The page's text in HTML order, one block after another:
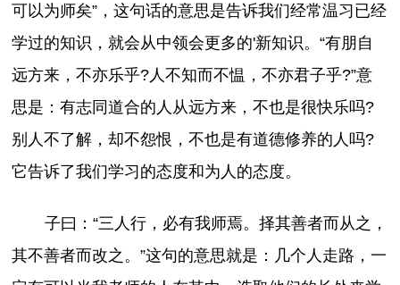
可以为师矣”，这句话的意思是告诉我们经常温习已经
学过的知识，就会从中领会更多的'新知识。“有朋自
远方来，不亦乐乎?人不知而不愠，不亦君子乎?”意
思是：有志同道合的人从远方来，不也是很快乐吗?
别人不了解，却不怨恨，不也是有道德修养的人吗?
它告诉了我们学习的态度和为人的态度。
子曰：“三人行，必有我师焉。择其善者而从之，
其不善者而改之。”这句的意思就是：几个人走路，一